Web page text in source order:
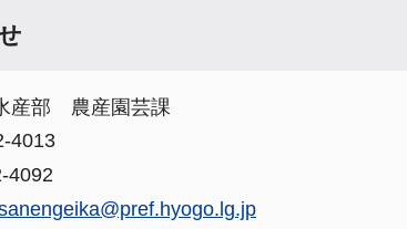
産部 農産園芸課
4013
4092